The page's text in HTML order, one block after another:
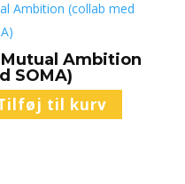
Ambition
SOMA)
til kurv